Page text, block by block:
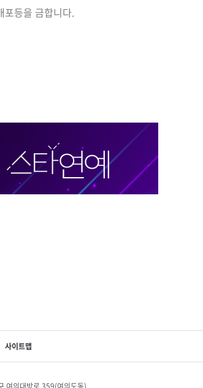
포등을 금합니다.
사이트맵